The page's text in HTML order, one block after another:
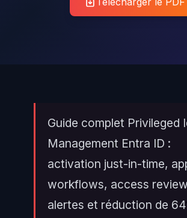
Guide complet Privileged
Management Entra ID :
activation just-in-time,
workflows, access
alertes et réduction de